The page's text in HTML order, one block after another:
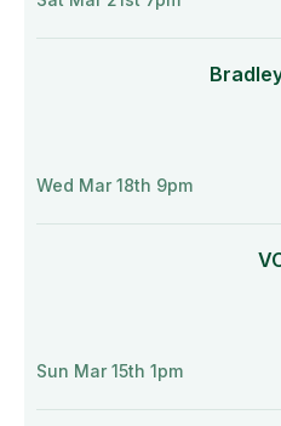
Wed Mar 18th 9pm
Sun Mar 15th 1pm